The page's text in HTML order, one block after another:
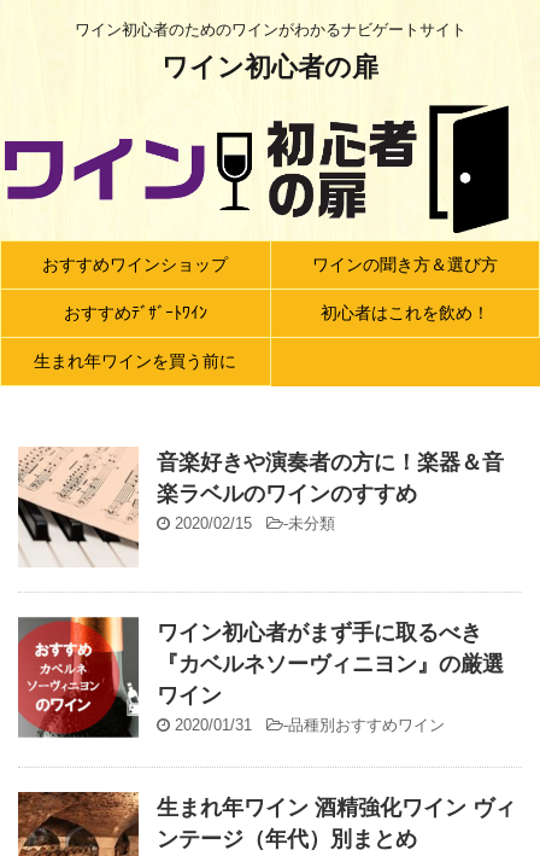
ワイン初心者のためのワインがわかるナビゲートサイト
ワイン初心者の扉
おすすめワインショップ ワインの聞き方＆選び方
おすすめﾃﾞｻﾞｰﾄﾜｲﾝ 初心者はこれを飲め！
生まれ年ワインを買う前に
音楽好きや演奏者の方に！楽器＆音
楽ラベルのワインのすすめ
2020/02/15 -未分類
ワイン初心者がまず手に取るべき
『カベルネソーヴィニヨン』の厳選
ワイン
2020/01/31 -品種別おすすめワイン
生まれ年ワイン 酒精強化ワイン ヴィ
ンテージ（年代）別まとめ